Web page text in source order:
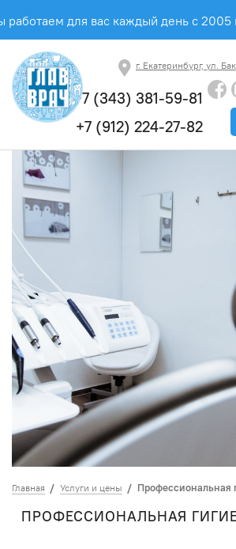
работаем для вас каждый день с 2005
г. Екатеринбург, ул.
+7 (343) 381-59-81
+7 (912) 224-27-82
Главная Услуги и цены Профессиональная
ПРОФЕССИОНАЛЬНАЯ